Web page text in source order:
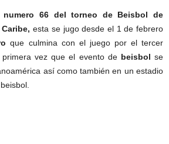
numero 66 del torneo de Beisbol de
esta se jugo desde el 1 de febrero
que culmina con el juego por el tercer
vez que el evento de beisbol se
así como también en un estadio